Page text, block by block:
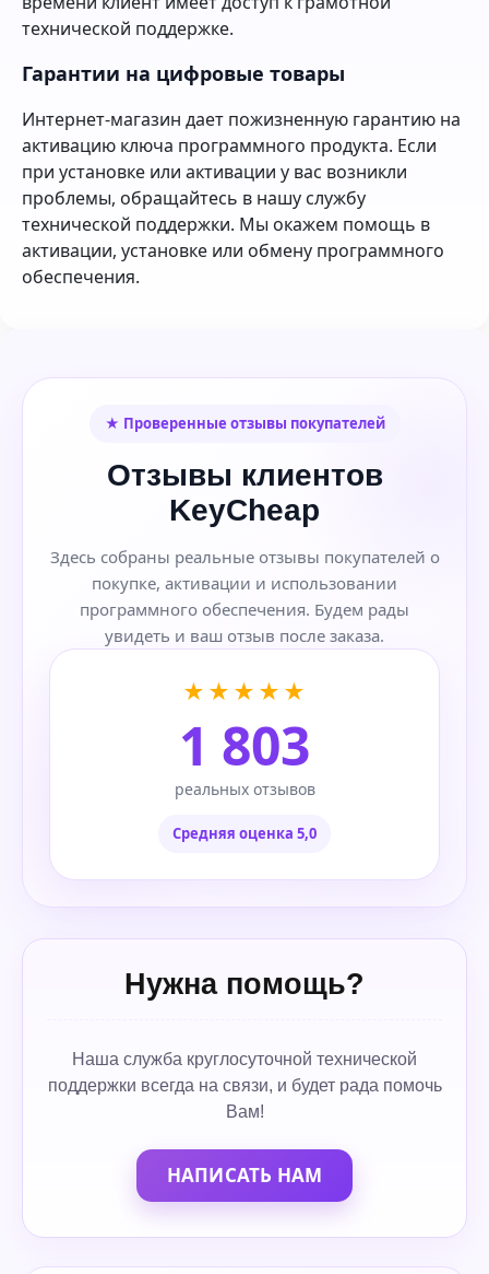
технической поддержке.
Гарантии на цифровые товары
Интернет-магазин дает пожизненную гарантию на
активацию ключа программного продукта. Если
при установке или активации у вас возникли
проблемы, обращайтесь в нашу службу
технической поддержки. Мы окажем помощь в
активации, установке или обмену программного
обеспечения.
★ Проверенные отзывы покупателей
Отзывы клиентов
KeyCheap
Здесь собраны реальные отзывы покупателей о
покупке, активации и использовании
программного обеспечения. Будем рады
увидеть и ваш отзыв после заказа.
★★★★★
1 803
реальных отзывов
Средняя оценка 5,0
Нужна помощь?
Наша служба круглосуточной технической
поддержки всегда на связи, и будет рада помочь
Вам!
НАПИСАТЬ НАМ